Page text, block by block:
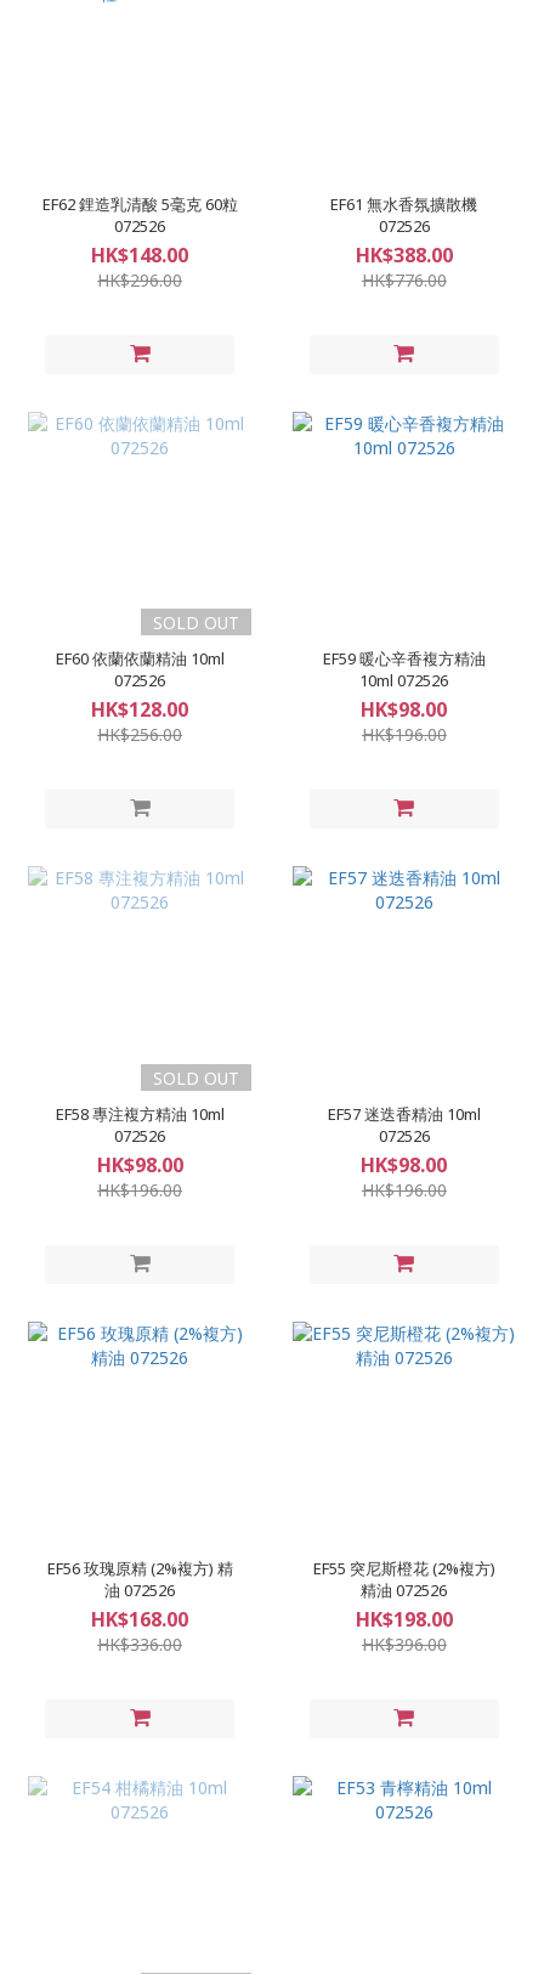
EF62 鋰造乳清酸 5毫克 60粒
072526
HK$148.00
HK$296.00
EF61 無水香氛擴散機
072526
HK$388.00
HK$776.00
SOLD OUT
EF60 依蘭依蘭精油 10ml
072526
HK$128.00
HK$256.00
EF59 暖心辛香複方精油
10ml 072526
HK$98.00
HK$196.00
SOLD OUT
EF58 專注複方精油 10ml
072526
HK$98.00
HK$196.00
EF57 迷迭香精油 10ml
072526
HK$98.00
HK$196.00
EF56 玫瑰原精 (2%複方) 精
油 072526
HK$168.00
HK$336.00
EF55 突尼斯橙花 (2%複方)
精油 072526
HK$198.00
HK$396.00